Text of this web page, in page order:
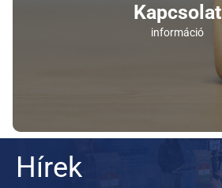
Kapcsolat
információ
Hírek